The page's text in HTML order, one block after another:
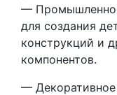
—
для создания
конструкций и
компонентов.
—